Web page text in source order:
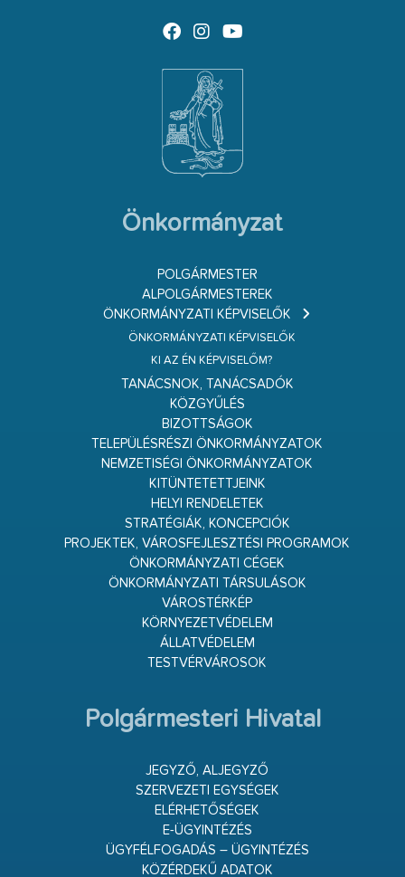
Önkormányzat
POLGÁRMESTER
ALPOLGÁRMESTEREK
ÖNKORMÁNYZATI KÉPVISELŐK
ÖNKORMÁNYZATI KÉPVISELŐK
KI AZ ÉN KÉPVISELŐM?
TANÁCSNOK, TANÁCSADÓK
KÖZGYŰLÉS
BIZOTTSÁGOK
TELEPÜLÉSRÉSZI ÖNKORMÁNYZATOK
NEMZETISÉGI ÖNKORMÁNYZATOK
KITÜNTETETTJEINK
HELYI RENDELETEK
STRATÉGIÁK, KONCEPCIÓK
PROJEKTEK, VÁROSFEJLESZTÉSI PROGRAMOK
ÖNKORMÁNYZATI CÉGEK
ÖNKORMÁNYZATI TÁRSULÁSOK
VÁROSTÉRKÉP
KÖRNYEZETVÉDELEM
ÁLLATVÉDELEM
TESTVÉRVÁROSOK
Polgármesteri Hivatal
JEGYZŐ, ALJEGYZŐ
SZERVEZETI EGYSÉGEK
ELÉRHETŐSÉGEK
E-ÜGYINTÉZÉS
ÜGYFÉLFOGADÁS – ÜGYINTÉZÉS
KÖZÉRDEKŰ ADATOK